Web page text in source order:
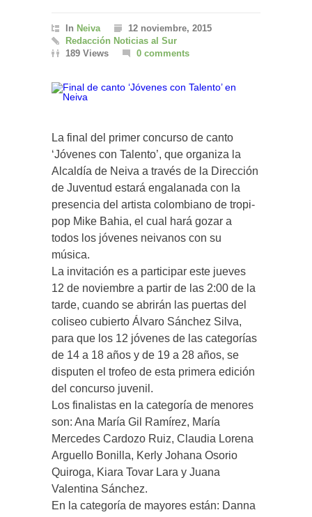
In Neiva
12 noviembre, 2015
Redacción Noticias al Sur
189 Views
0 comments
La final del primer concurso de canto
‘Jóvenes con Talento’, que organiza la
Alcaldía de Neiva a través de la Dirección
de Juventud estará engalanada con la
presencia del artista colombiano de tropi-
pop Mike Bahia, el cual hará gozar a
todos los jóvenes neivanos con su
música.
La invitación es a participar este jueves
12 de noviembre a partir de las 2:00 de la
tarde, cuando se abrirán las puertas del
coliseo cubierto Álvaro Sánchez Silva,
para que los 12 jóvenes de las categorías
de 14 a 18 años y de 19 a 28 años, se
disputen el trofeo de esta primera edición
del concurso juvenil.
Los finalistas en la categoría de menores
son: Ana María Gil Ramírez, María
Mercedes Cardozo Ruiz, Claudia Lorena
Arguello Bonilla, Kerly Johana Osorio
Quiroga, Kiara Tovar Lara y Juana
Valentina Sánchez.
En la categoría de mayores están: Danna